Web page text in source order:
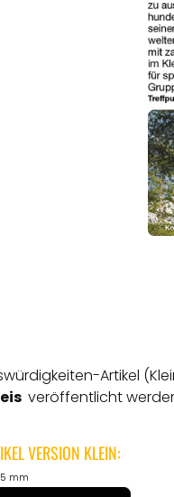
Artikel
veröffentlicht
VERSION KLEIN:
mm